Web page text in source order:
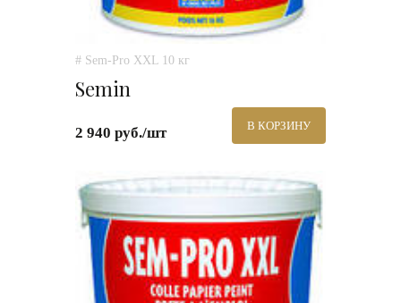
# Sem-Pro XXL 10 кг
Semin
2 940 руб./шт В КОРЗИНУ